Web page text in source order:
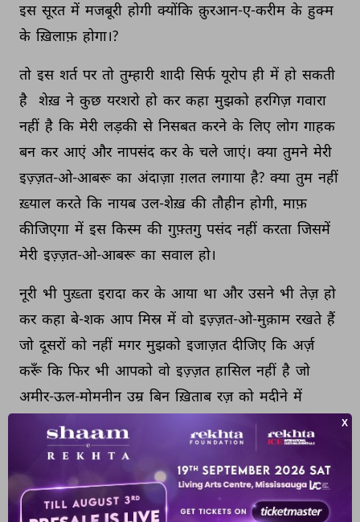
इस सूरत में मजबूरी होगी क्योंकि क़ुरआन-ए-करीम के हुक्म
के ख़िलाफ़ होगा।?
तो इस शर्त पर तो तुम्हारी शादी सिर्फ यूरोप ही में हो सकती
है
शेख़ ने कुछ यरशरो हो कर कहा मुझको हरगिज़ गवारा
नहीं है कि मेरी लड़की से निसबत करने के लिए लोग गाहक
बन कर आएं और नापसंद कर के चले जाएं। क्या तुमने मेरी
इज़्ज़त-ओ-आबरू का अंदाज़ा ग़लत लगाया है? क्या तुम नहीं
ख़्याल करते कि नायब उल-शेख़ की तौहीन होगी, माफ़
कीजिएगा में इस किस्म की गुफ़्तगु पसंद नहीं करता जिसमें
मेरी इज़्ज़त-ओ-आबरू का सवाल हो।
नूरी भी पुख़्ता इरादा कर के आया था और उसने भी तेज़ हो
कर कहा बे-शक आप मिस्र में वो इज़्ज़त-ओ-मुक़ाम रखते हैं
जो दूसरों को नहीं मगर मुझको इजाज़त दीजिए कि अर्ज़
करूँ कि फिर भी आपको वो इज़्ज़त हासिल नहीं है जो
अमीर-ऊल-मोमनीन उम्र बिन ख़िताब रज़ को मदीने में
थी
वाक़िया नहीं है कि हज़रत ने अपनी बेटी उम उल
मोमनीन
हफ़सा हज़रत उसमान के सामने पेश किया और
निकाह की ख़ाहिश ज़ाहिर की जब हसब ख़वापश